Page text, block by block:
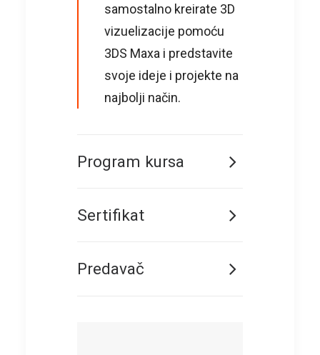
samostalno kreirate 3D
vizuelizacije pomoću
3DS Maxa i predstavite
svoje ideje i projekte na
najbolji način.
Program kursa
Sertifikat
Predavač